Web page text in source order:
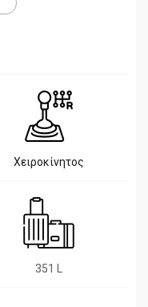
Χειροκίνητος
351 L